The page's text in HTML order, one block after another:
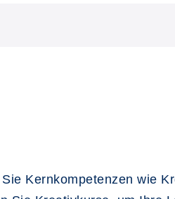
Kernkompetenzen wie